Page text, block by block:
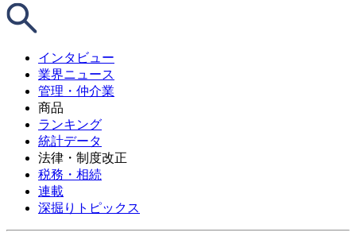
インタビュー
業界ニュース
管理・仲介業
商品
ランキング
統計データ
法律・制度改正
税務・相続
連載
深掘りトピックス